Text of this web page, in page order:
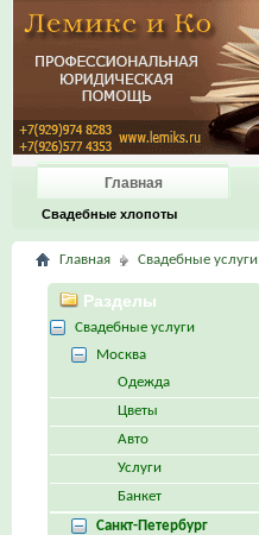
Главная
Свадебные хлопоты
Главная Свадебные услуги
Разделы
Свадебные услуги
Москва
Одежда
Цветы
Авто
Услуги
Банкет
Санкт-Петербург